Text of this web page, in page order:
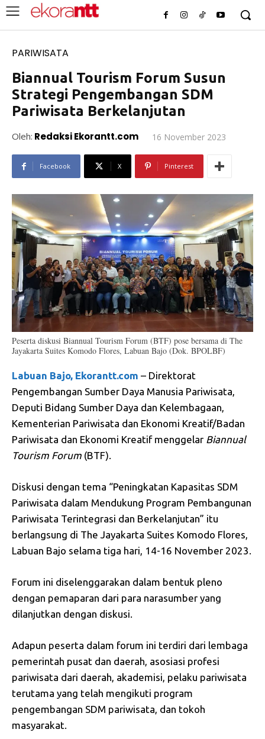
PARIWISATA
Biannual Tourism Forum Susun
Strategi Pengembangan SDM
Pariwisata Berkelanjutan
Oleh: Redaksi Ekorantt.com 16 November 2023
Facebook X Pinterest
Peserta diskusi Biannual Tourism Forum (BTF) pose bersama di The
Jayakarta Suites Komodo Flores, Labuan Bajo (Dok. BPOLBF)
Labuan Bajo, Ekorantt.com – Direktorat
Pengembangan Sumber Daya Manusia Pariwisata,
Deputi Bidang Sumber Daya dan Kelembagaan,
Kementerian Pariwisata dan Ekonomi Kreatif/Badan
Pariwisata dan Ekonomi Kreatif menggelar Biannual
Tourism Forum (BTF).
Diskusi dengan tema “Peningkatan Kapasitas SDM
Pariwisata dalam Mendukung Program Pembangunan
Pariwisata Terintegrasi dan Berkelanjutan” itu
berlangsung di The Jayakarta Suites Komodo Flores,
Labuan Bajo selama tiga hari, 14-16 November 2023.
Forum ini diselenggarakan dalam bentuk pleno
dengan pemaparan dari para narasumber yang
dilanjutkan dengan diskusi.
Adapun peserta dalam forum ini terdiri dari lembaga
pemerintah pusat dan daerah, asosiasi profesi
pariwisata dari daerah, akademisi, pelaku pariwisata
terutama yang telah mengikuti program
pengembangan SDM pariwisata, dan tokoh
masyarakat.